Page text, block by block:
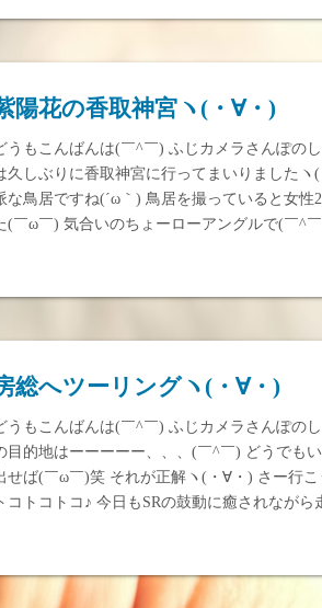
陽花の香取神宮ヽ(・∀・)
うもこんばんは(￣^￣) ふじカメラさんぽの
久しぶりに香取神宮に行ってまいりました
な鳥居ですね(´ω｀) 鳥居を撮っていると女性
(￣ω￣) 気合いのちょーローアングルで(￣^
総へツーリングヽ(・∀・)
うもこんばんは(￣^￣) ふじカメラさんぽの
目的地はーーーーー、、、(￣^￣) どうでも
せば(￣ω￣)笑 それが正解ヽ(・∀・) さー行
トコトコトコ♪ 今日もSRの鼓動に癒されながら